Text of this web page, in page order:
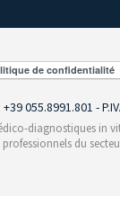
055.8991.801 -
diagnostiques in
du